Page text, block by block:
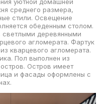
среднего размера,
стили. Освещение
обеденным столом.
светлыми деревянными
агломерата. Фартук
кварцевого агломерата.
Пол выполнен из
Остров имеет
и фасады оформлены с